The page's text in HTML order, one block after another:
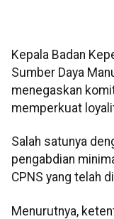
Kepala Badan
Sumber Daya
menegaskan
memperkuat
Salah satunya
pengabdian
CPNS yang telah
Menurutnya,